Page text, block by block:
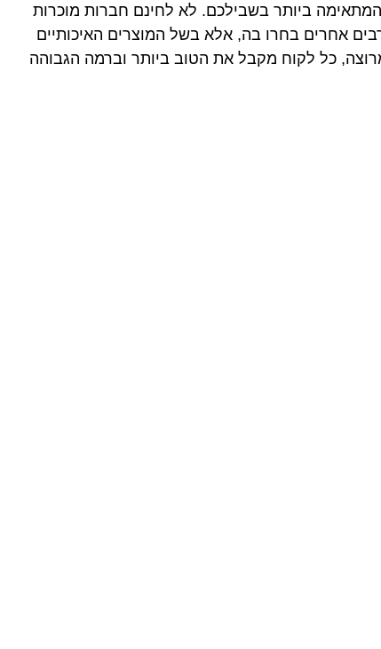
ביותר בשבילכם. לא לחינם חברות מוכרות
אחרים בחרו בה, אלא בשל המוצרים האיכותיים
כל לקוח מקבל את הטוב ביותר וברמה הגבוהה